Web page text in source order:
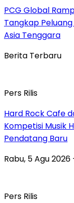
PCG Global
Tangkap
Asia Tenggara
Berita Terbaru
Pers Rilis
Hard Rock Cafe
Kompetisi Musik
Pendatang Baru
Rabu, 5 Agu 2026
Pers Rilis